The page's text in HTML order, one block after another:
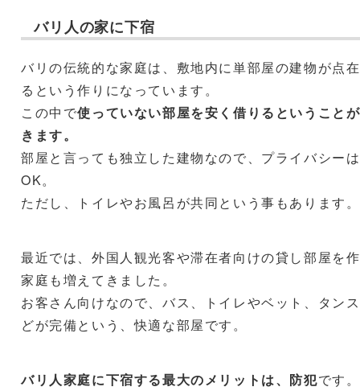
バリ人の家に下宿
バリの伝統的な家庭は、敷地内に単部屋の建物が点
るという作りになっています。
この中で使っていない部屋を安く借りるということ
きます。
部屋と言っても独立した建物なので、プライバシーは
OK。
ただし、トイレやお風呂が共同という事もあります。
最近では、外国人観光客や滞在者向けの貸し部屋を
家庭も増えてきました。
お客さん向けなので、バス、トイレやベット、タン
どが完備という、快適な部屋です。
バリ人家庭に下宿する最大のメリットは、防犯です。